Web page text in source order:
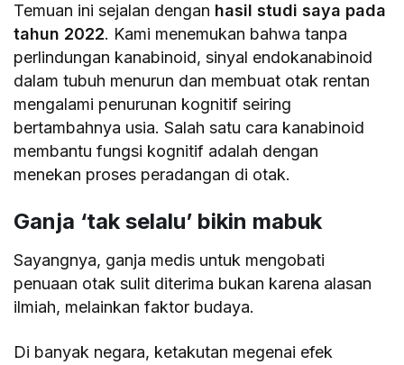
Temuan ini sejalan dengan hasil studi saya pada
tahun 2022. Kami menemukan bahwa tanpa
perlindungan kanabinoid, sinyal endokanabinoid
dalam tubuh menurun dan membuat otak rentan
mengalami penurunan kognitif seiring
bertambahnya usia. Salah satu cara kanabinoid
membantu fungsi kognitif adalah dengan
menekan proses peradangan di otak.
Ganja ‘tak selalu’ bikin mabuk
Sayangnya, ganja medis untuk mengobati
penuaan otak sulit diterima bukan karena alasan
ilmiah, melainkan faktor budaya.
Di banyak negara, ketakutan megenai efek